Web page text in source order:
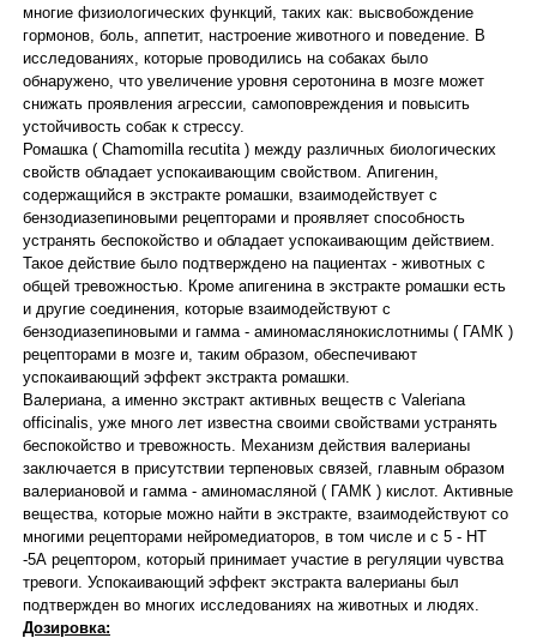
многие физиологических функций, таких как: высвобождение
гормонов, боль, аппетит, настроение животного и поведение. В
исследованиях, которые проводились на собаках было
обнаружено, что увеличение уровня серотонина в мозге может
снижать проявления агрессии, самоповреждения и повысить
устойчивость собак к стрессу.
Ромашка ( Chamomilla recutita ) между различных биологических
свойств обладает успокаивающим свойством. Апигенин,
содержащийся в экстракте ромашки, взаимодействует с
бензодиазепиновыми рецепторами и проявляет способность
устранять беспокойство и обладает успокаивающим действием.
Такое действие было подтверждено на пациентах - животных с
общей тревожностью. Кроме апигенина в экстракте ромашки есть
и другие соединения, которые взаимодействуют с
бензодиазепиновыми и гамма - аминомаслянокислотнимы ( ГАМК )
рецепторами в мозге и, таким образом, обеспечивают
успокаивающий эффект экстракта ромашки.
Валериана, а именно экстракт активных веществ с Valeriana
officinalis, уже много лет известна своими свойствами устранять
беспокойство и тревожность. Механизм действия валерианы
заключается в присутствии терпеновых связей, главным образом
валериановой и гамма - аминомасляной ( ГАМК ) кислот. Активные
вещества, которые можно найти в экстракте, взаимодействуют со
многими рецепторами нейромедиаторов, в том числе и с 5 - НТ
-5А рецептором, который принимает участие в регуляции чувства
тревоги. Успокаивающий эффект экстракта валерианы был
подтвержден во многих исследованиях на животных и людях.
Дозировка: